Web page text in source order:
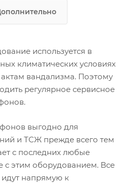
используется в
климатических условиях
вандализма. Поэтому
регулярное сервисное
выгодно для
и ТСЖ прежде всего тем
с последних любые
с этим оборудованием. Все
напрямую к